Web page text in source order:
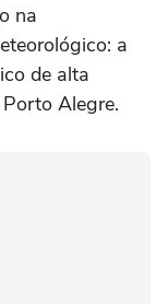
na
a
de alta
Alegre.